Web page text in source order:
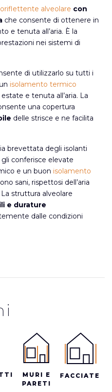
alveolare con
che consente di ottenere in
e tenuta all’aria. È la
nei sistemi di
di utilizzarlo su tutti i
isolamento termico
e tenuta all’aria. La
una copertura
delle strisce e ne facilita
brevettata degli isolanti
conferisce elevate
e un buon isolamento
sani, rispettosi dell’aria
struttura alveolare
e durature
dalle condizioni
MURI E
PARETI
FACCIATE